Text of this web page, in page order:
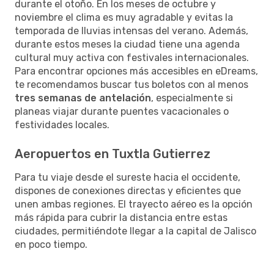
durante el otoño. En los meses de octubre y
noviembre el clima es muy agradable y evitas la
temporada de lluvias intensas del verano. Además,
durante estos meses la ciudad tiene una agenda
cultural muy activa con festivales internacionales.
Para encontrar opciones más accesibles en eDreams,
te recomendamos buscar tus boletos con al menos
tres semanas de antelación, especialmente si
planeas viajar durante puentes vacacionales o
festividades locales.
Aeropuertos en Tuxtla Gutierrez
Para tu viaje desde el sureste hacia el occidente,
dispones de conexiones directas y eficientes que
unen ambas regiones. El trayecto aéreo es la opción
más rápida para cubrir la distancia entre estas
ciudades, permitiéndote llegar a la capital de Jalisco
en poco tiempo.